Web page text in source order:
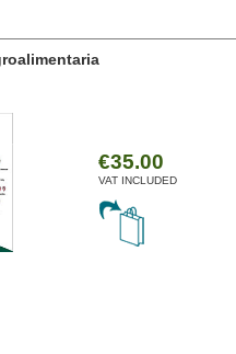
€35.00
VAT INCLUDED